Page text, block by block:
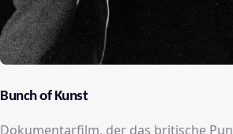
Bunch of Kunst
Dokumentarfilm, der das britische